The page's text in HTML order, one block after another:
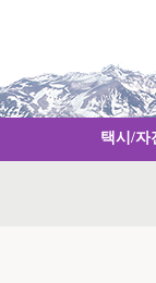
택시/자